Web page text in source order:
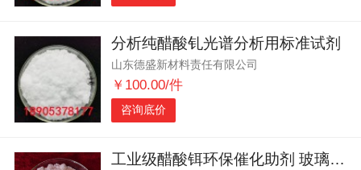
江西
陕西
云南
西藏 甘肃
青海
宁夏
海南 新疆
台湾
香港
澳门 国外地区
分析纯醋酸钆光谱分析用标准试剂
山东德盛新材料责任有限公司
￥100.00/件
咨询底价
工业级醋酸铒环保催化助剂 玻璃抛光 厂家批发